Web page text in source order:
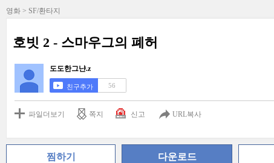
영화 > SF/환타지
호빗 2 - 스마우그의 폐허
도도한그냔.z
친구추가 56
파일더보기 쪽지 신고 URL복사
찜하기 다운로드